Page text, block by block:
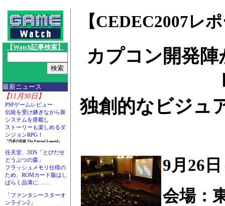
【Watch記事検索】
最新ニュース
【11月30日】
PSPゲームレビュー
伝統を受け継ぎながら新
システムを搭載し
ストーリーも楽しめるダ
ンジョンRPG！
「円卓の生徒 The Eternal Legend」
任天堂、3DS「とびだせ
どうぶつの森」
フラッシュメモリ仕様の
ため、ROMカード版はし
ばらく品薄に……
「ファンタシースターオ
ンライン2」
【CEDEC2007レ
カプコン開発
独創的なビジュ
9月26
会場：